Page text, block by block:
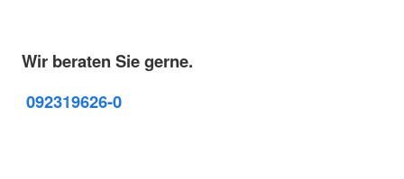
Wir beraten Sie gerne.
092319626-0